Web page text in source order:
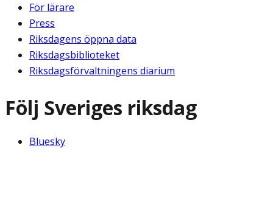
För lärare
Press
Riksdagens öppna data
Riksdagsbiblioteket
Riksdagsförvaltningens diarium
Följ Sveriges riksdag
Bluesky